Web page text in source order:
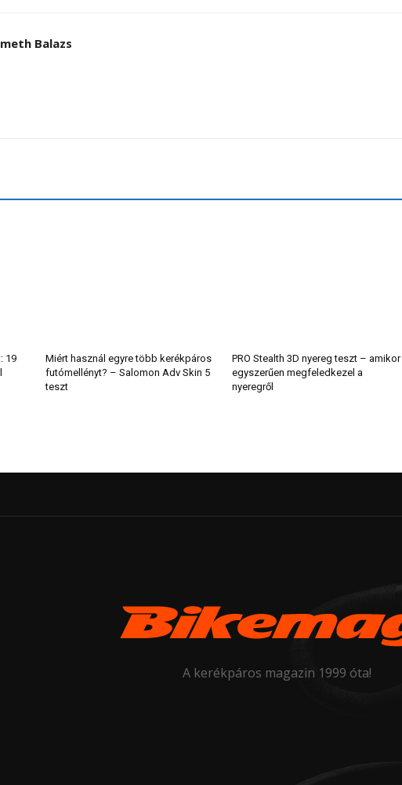
Balazs
19
Miért használ egyre több kerékpáros
futómellényt? – Salomon Adv Skin 5
teszt
PRO Stealth 3D nyereg teszt – amikor
egyszerűen megfeledkezel a
nyeregről
A kerékpáros magazin 1999 óta!